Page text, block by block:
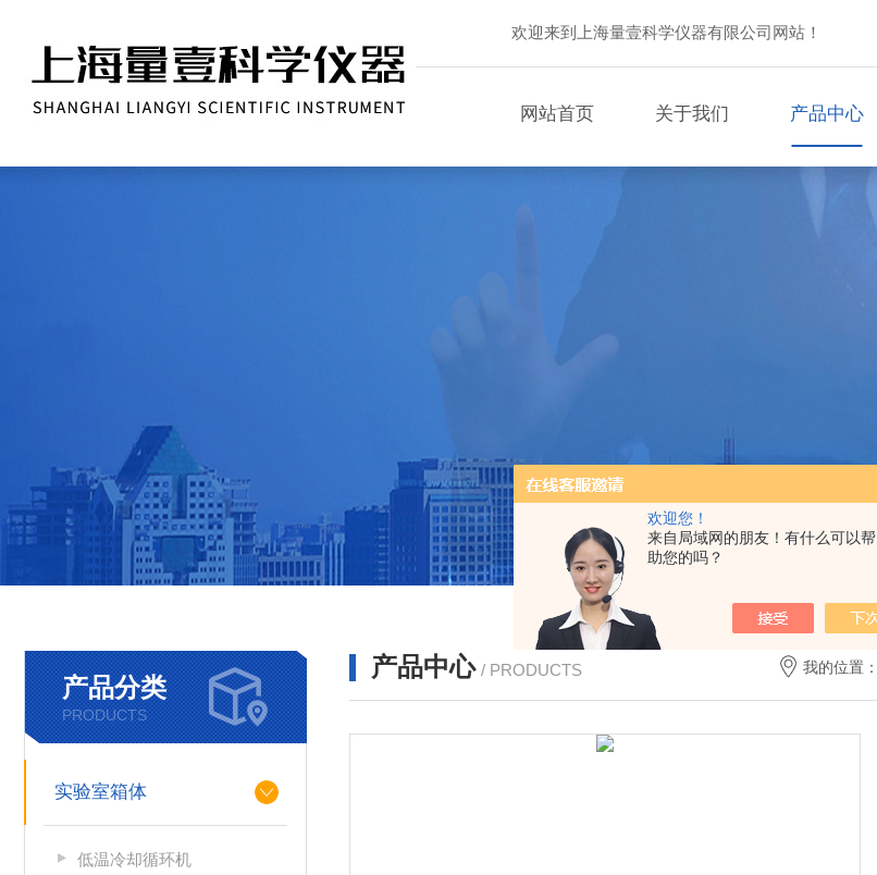
欢迎您！
来自局域网的朋友！有什么可以帮
助您的吗？
欢迎来到上海量壹科学仪器有限公司网站！
网站首页 关于我们 产品中心
产品分类
PRODUCTS
实验室箱体
低温冷却循环机
产品中心 / PRODUCTS 我的位置：